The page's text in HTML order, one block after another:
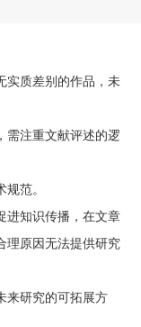
实质差别的作品，未
需注重文献评述的逻
范。
进知识传播，在文章
理原因无法提供研究
来研究的可拓展方